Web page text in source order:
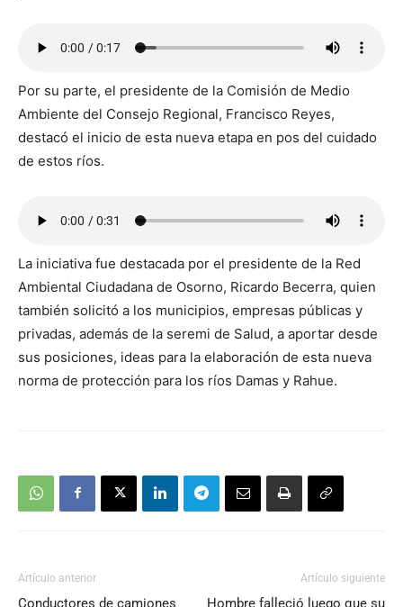
Por su parte, el presidente de la Comisión de Medio
Ambiente del Consejo Regional, Francisco Reyes,
destacó el inicio de esta nueva etapa en pos del cuidado
de estos ríos.
La iniciativa fue destacada por el presidente de la Red
Ambiental Ciudadana de Osorno, Ricardo Becerra, quien
también solicitó a los municipios, empresas públicas y
privadas, además de la seremi de Salud, a aportar desde
sus posiciones, ideas para la elaboración de esta nueva
norma de protección para los ríos Damas y Rahue.
Artículo anterior
Conductores de camiones
Artículo siguiente
Hombre falleció luego que su